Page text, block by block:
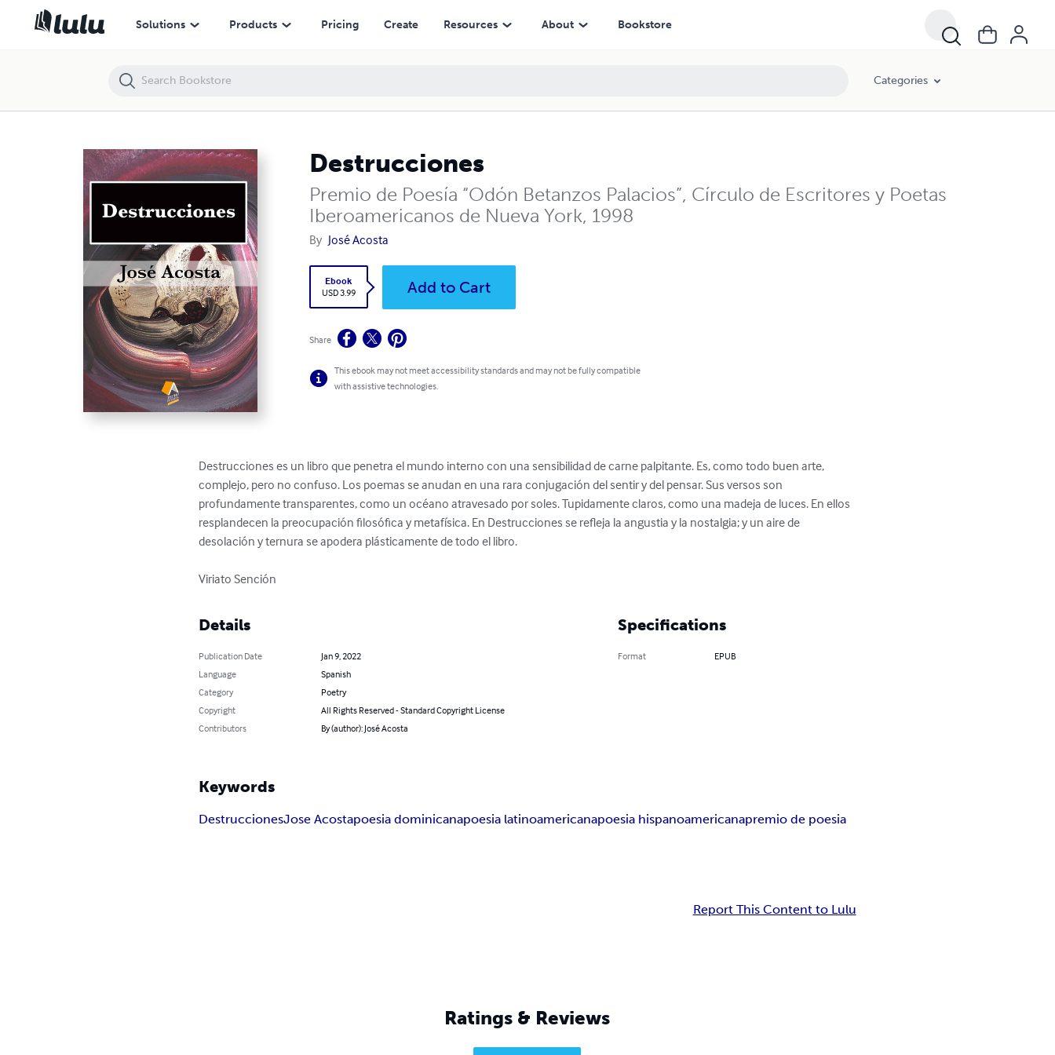
Solutions Products Pricing Create Resources About Bookstore
Categories
Destrucciones
Premio de Poesía “Odón Betanzos Palacios”, Círculo de Escritores y Poetas
Iberoamericanos de Nueva York, 1998
By José Acosta
Ebook
USD 3.99
Add to Cart
Share
This ebook may not meet accessibility standards and may not be fully compatible
with assistive technologies.
Destrucciones es un libro que penetra el mundo interno con una sensibilidad de carne palpitante. Es, como todo buen arte,
complejo, pero no confuso. Los poemas se anudan en una rara conjugación del sentir y del pensar. Sus versos son
profundamente transparentes, como un océano atravesado por soles. Tupidamente claros, como una madeja de luces. En ellos
resplandecen la preocupación filosófica y metafísica. En Destrucciones se refleja la angustia y la nostalgia; y un aire de
desolación y ternura se apodera plásticamente de todo el libro.
Viriato Sención
Details
Publication Date
Jan 9, 2022
Language
Spanish
Category
Poetry
Copyright
All Rights Reserved - Standard Copyright License
Contributors
By (author): José Acosta
Specifications
Format EPUB
Keywords
DestruccionesJose Acostapoesia dominicanapoesia latinoamericanapoesia hispanoamericanapremio de poesia
Report This Content to Lulu
Ratings & Reviews
Destrucciones